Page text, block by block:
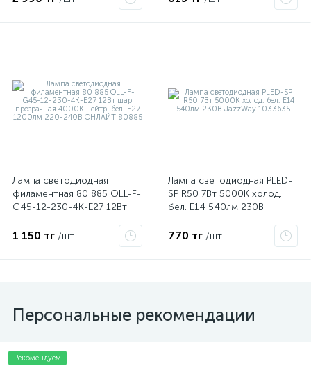
Лампа светодиодная
филаментная 80 885 OLL-F-
G45-12-230-4K-E27 12Вт
нейтр. бел. E27 1200лм
220-240В ОНЛАЙТ 80885
1 150 тг /шт
Лампа светодиодная PLED-
SP R50 7Вт 5000К холод.
бел. E14 540лм 230В
770 тг /шт
Персональные рекомендации
Рекомендуем